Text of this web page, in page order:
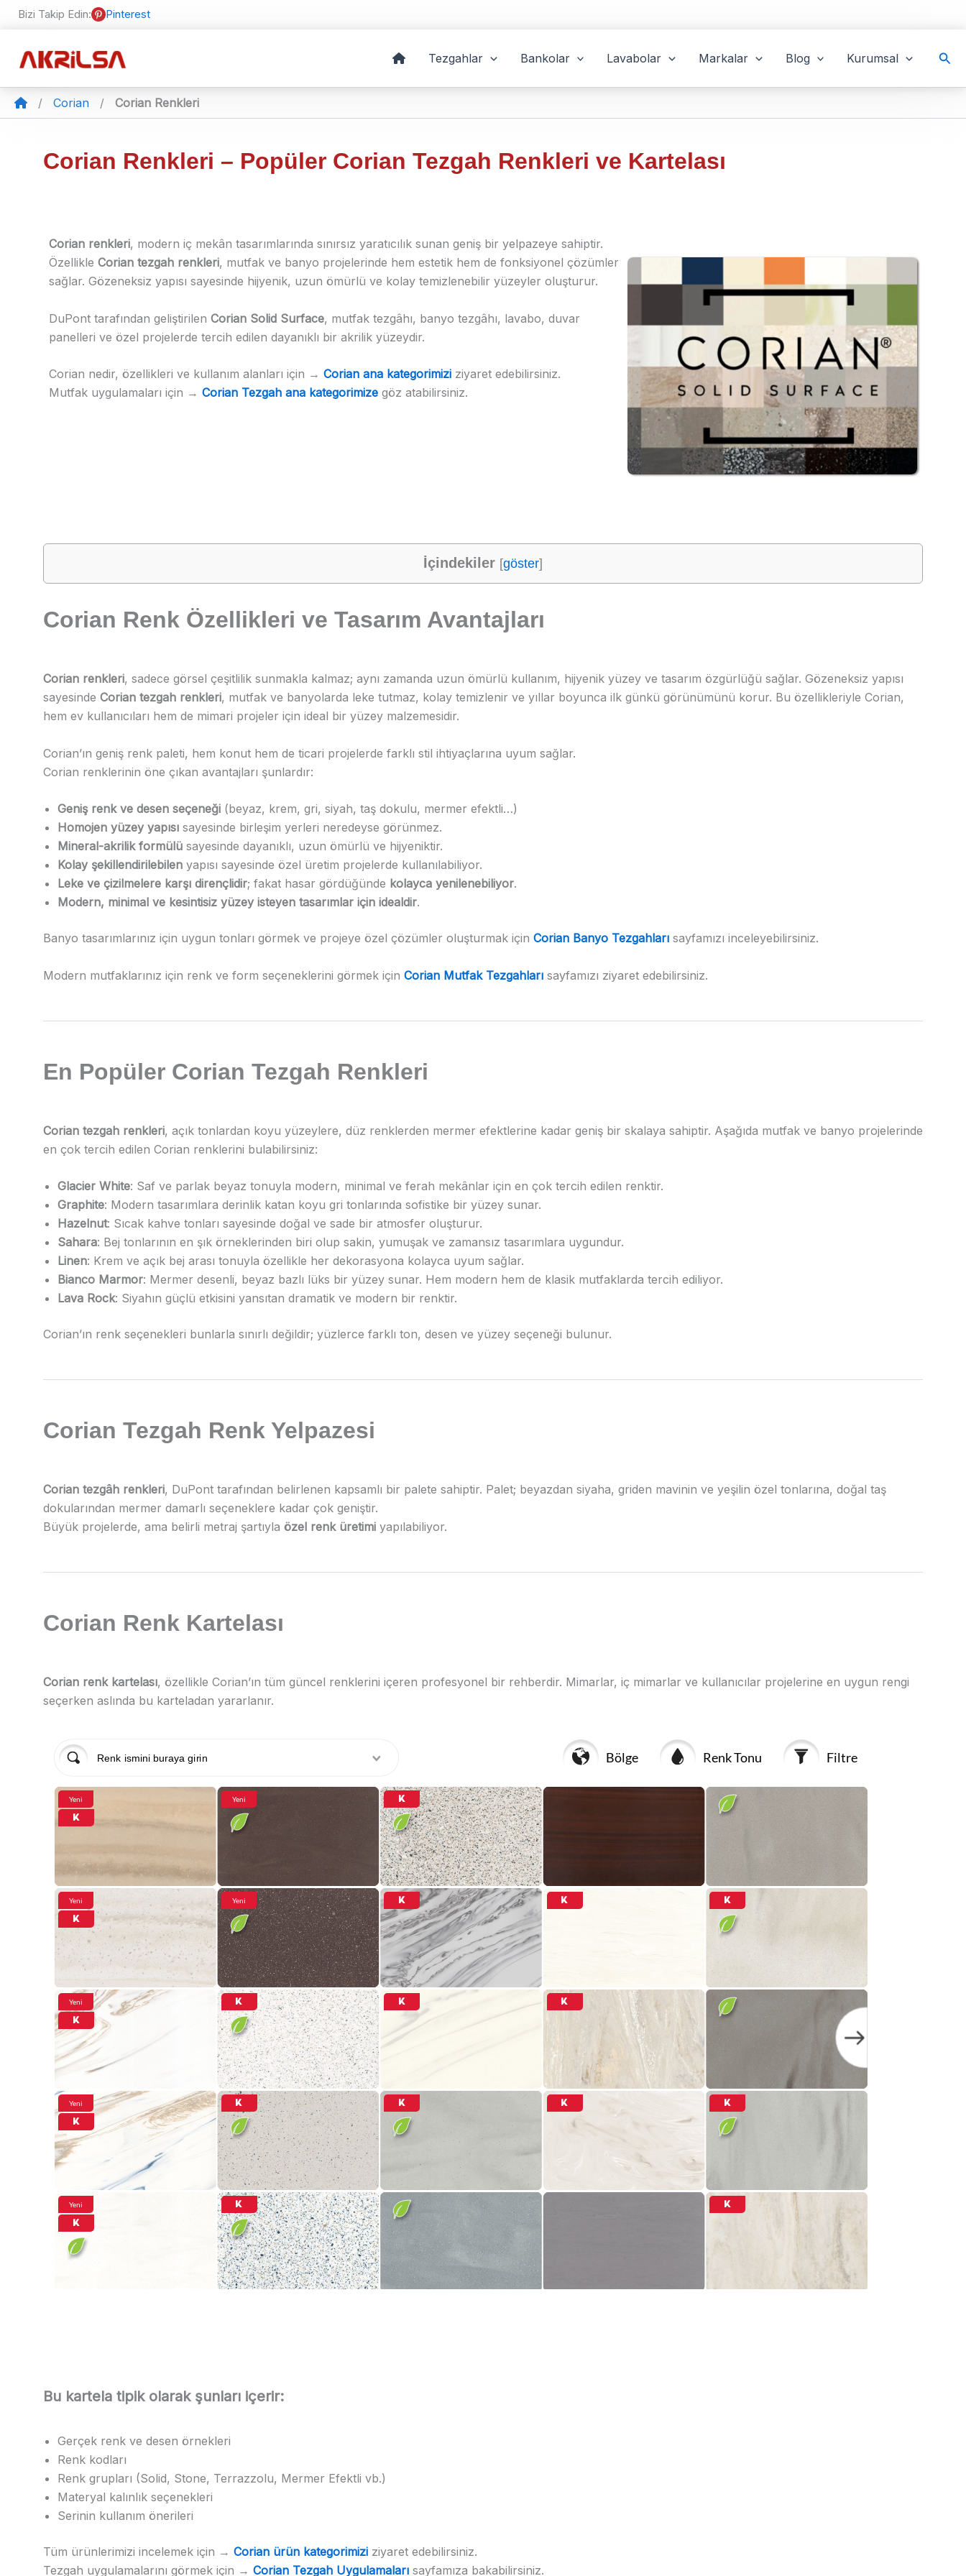
İçeriğeBizi Takip Edin: Pinterest
Tezgahlar Bankolar Lavabolar Markalar Blog Kurumsal
/ Corian / Corian Renkleri
Corian Renkleri – Popüler Corian Tezgah Renkleri ve Kartelası
Corian renkleri, modern iç mekân tasarımlarında sınırsız yaratıcılık sunan geniş bir yelpazeye sahiptir.
Özellikle Corian tezgah renkleri, mutfak ve banyo projelerinde hem estetik hem de fonksiyonel çözümler
sağlar. Gözeneksiz yapısı sayesinde hijyenik, uzun ömürlü ve kolay temizlenebilir yüzeyler oluşturur.
DuPont tarafından geliştirilen Corian Solid Surface, mutfak tezgâhı, banyo tezgâhı, lavabo, duvar
panelleri ve özel projelerde tercih edilen dayanıklı bir akrilik yüzeydir.
Corian nedir, özellikleri ve kullanım alanları için → Corian ana kategorimizi ziyaret edebilirsiniz.
Mutfak uygulamaları için → Corian Tezgah ana kategorimize göz atabilirsiniz.
İçindekiler [göster]
Corian Renk Özellikleri ve Tasarım Avantajları
Corian renkleri, sadece görsel çeşitlilik sunmakla kalmaz; aynı zamanda uzun ömürlü kullanım, hijyenik yüzey ve tasarım özgürlüğü sağlar. Gözeneksiz yapısı
sayesinde Corian tezgah renkleri, mutfak ve banyolarda leke tutmaz, kolay temizlenir ve yıllar boyunca ilk günkü görünümünü korur. Bu özellikleriyle Corian,
hem ev kullanıcıları hem de mimari projeler için ideal bir yüzey malzemesidir.
Corian’ın geniş renk paleti, hem konut hem de ticari projelerde farklı stil ihtiyaçlarına uyum sağlar.
Corian renklerinin öne çıkan avantajları şunlardır:
Geniş renk ve desen seçeneği (beyaz, krem, gri, siyah, taş dokulu, mermer efektli…)
Homojen yüzey yapısı sayesinde birleşim yerleri neredeyse görünmez.
Mineral-akrilik formülü sayesinde dayanıklı, uzun ömürlü ve hijyeniktir.
Kolay şekillendirilebilen yapısı sayesinde özel üretim projelerde kullanılabiliyor.
Leke ve çizilmelere karşı dirençlidir; fakat hasar gördüğünde kolayca yenilenebiliyor.
Modern, minimal ve kesintisiz yüzey isteyen tasarımlar için idealdir.
Banyo tasarımlarınız için uygun tonları görmek ve projeye özel çözümler oluşturmak için Corian Banyo Tezgahları sayfamızı inceleyebilirsiniz.
Modern mutfaklarınız için renk ve form seçeneklerini görmek için Corian Mutfak Tezgahları sayfamızı ziyaret edebilirsiniz.
En Popüler Corian Tezgah Renkleri
Corian tezgah renkleri, açık tonlardan koyu yüzeylere, düz renklerden mermer efektlerine kadar geniş bir skalaya sahiptir. Aşağıda mutfak ve banyo projelerinde
en çok tercih edilen Corian renklerini bulabilirsiniz:
Glacier White: Saf ve parlak beyaz tonuyla modern, minimal ve ferah mekânlar için en çok tercih edilen renktir.
Graphite: Modern tasarımlara derinlik katan koyu gri tonlarında sofistike bir yüzey sunar.
Hazelnut: Sıcak kahve tonları sayesinde doğal ve sade bir atmosfer oluşturur.
Sahara: Bej tonlarının en şık örneklerinden biri olup sakin, yumuşak ve zamansız tasarımlara uygundur.
Linen: Krem ve açık bej arası tonuyla özellikle her dekorasyona kolayca uyum sağlar.
Bianco Marmor: Mermer desenli, beyaz bazlı lüks bir yüzey sunar. Hem modern hem de klasik mutfaklarda tercih ediliyor.
Lava Rock: Siyahın güçlü etkisini yansıtan dramatik ve modern bir renktir.
Corian’ın renk seçenekleri bunlarla sınırlı değildir; yüzlerce farklı ton, desen ve yüzey seçeneği bulunur.
Corian Tezgah Renk Yelpazesi
Corian tezgâh renkleri, DuPont tarafından belirlenen kapsamlı bir palete sahiptir. Palet; beyazdan siyaha, griden mavinin ve yeşilin özel tonlarına, doğal taş
dokularından mermer damarlı seçeneklere kadar çok geniştir.
Büyük projelerde, ama belirli metraj şartıyla özel renk üretimi yapılabiliyor.
Corian Renk Kartelası
Corian renk kartelası, özellikle Corian’ın tüm güncel renklerini içeren profesyonel bir rehberdir. Mimarlar, iç mimarlar ve kullanıcılar projelerine en uygun rengi
seçerken aslında bu karteladan yararlanır.
Bu kartela tipik olarak şunları içerir:
Gerçek renk ve desen örnekleri
Renk kodları
Renk grupları (Solid, Stone, Terrazzolu, Mermer Efektli vb.)
Materyal kalınlık seçenekleri
Serinin kullanım önerileri
Tüm ürünlerimizi incelemek için → Corian ürün kategorimizi ziyaret edebilirsiniz.
Tezgah uygulamalarını görmek için → Corian Tezgah Uygulamaları sayfamıza bakabilirsiniz.